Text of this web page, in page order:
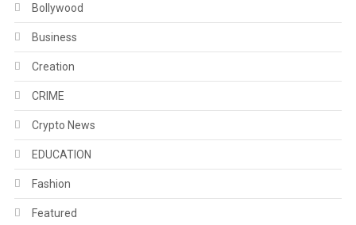
Bollywood
Business
Creation
CRIME
Crypto News
EDUCATION
Fashion
Featured